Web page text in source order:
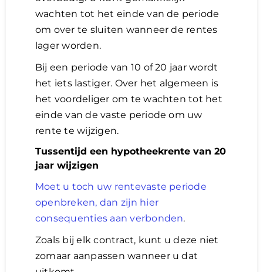
wachten tot het einde van de periode
om over te sluiten wanneer de rentes
lager worden.
Bij een periode van 10 of 20 jaar wordt
het iets lastiger. Over het algemeen is
het voordeliger om te wachten tot het
einde van de vaste periode om uw
rente te wijzigen.
Tussentijd een hypotheekrente van 20
jaar wijzigen
Moet u toch uw rentevaste periode
openbreken, dan zijn hier
consequenties aan verbonden.
Zoals bij elk contract, kunt u deze niet
zomaar aanpassen wanneer u dat